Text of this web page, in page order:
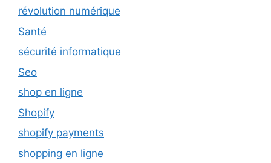
révolution numérique
Santé
sécurité informatique
Seo
shop en ligne
Shopify
shopify payments
shopping en ligne